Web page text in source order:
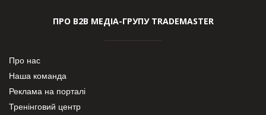
ПРО В2В МЕДІА-ГРУПУ TRADEMASTER
Про нас
Наша команда
Реклама на порталі
Тренінговий центр